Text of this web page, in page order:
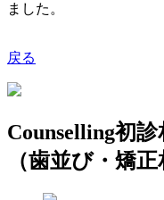
ました。
戻る
Counselling初診
（歯並び・矯正